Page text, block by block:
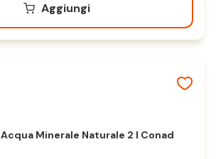
Aggiungi
Acqua Minerale Naturale 2 l Conad